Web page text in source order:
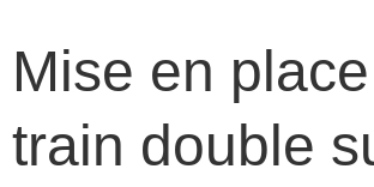
Mise en
train double